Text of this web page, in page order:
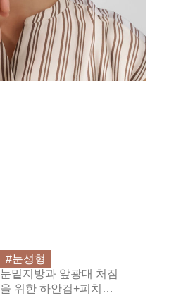
#눈성형
눈밑지방과 앞광대 처짐
을 위한 하안검+피치거